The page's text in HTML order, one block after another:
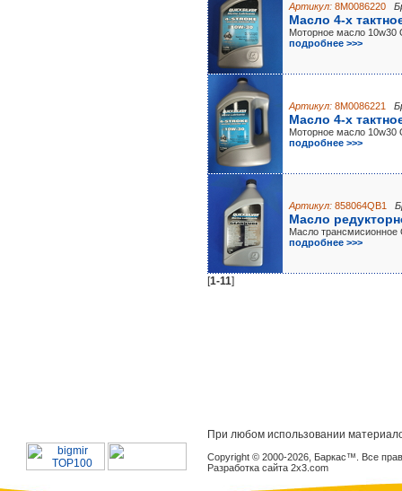
Артикул: 8M0086220
Масло 4-х
Моторное масло 10w30
подробнее >>>
Артикул: 8M0086221
Масло 4-х
Моторное масло 10w30
подробнее >>>
Артикул: 858064QB1
Масло
Масло трансмисионное
подробнее >>>
[1-11]
При любом использовании
Copyright © 2000-2026, Баркас™. Все
Разработка сайта 2x3.com